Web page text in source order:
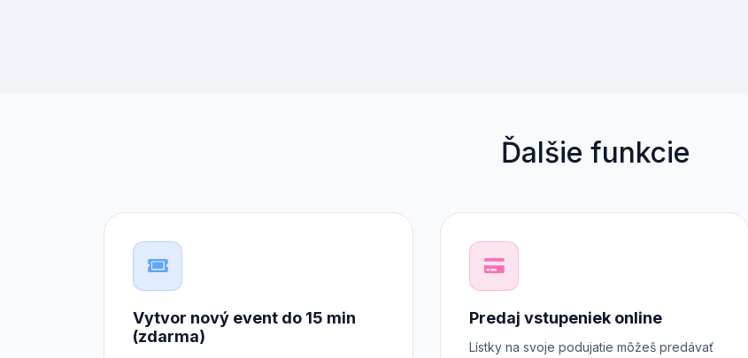
Ďalšie funkcie
Vytvor nový event do 15 min
(zdarma)
Predaj vstupeniek online
Lístky na svoje podujatie môžeš predávať